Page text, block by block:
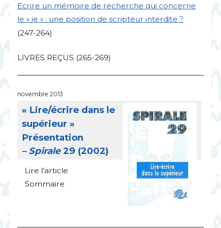
Ecrire un mémoire de recherche qui concerne
le « je » : une position de scripteur interdite ?
(247-264)
LIVRES REÇUS (265-269)
novembre 2013
« Lire/écrire dans le
supérieur »
Présentation
– Spirale29 (2002)
Lire l’article
Sommaire